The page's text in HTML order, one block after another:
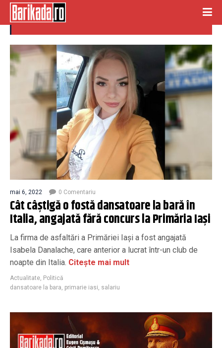
dansatoare la bara
mai 6, 2022 0 Comentariu
Cât câștigă o fostă dansatoare la bară în
Italia, angajată fără concurs la Primăria Iași
La firma de asfaltări a Primăriei Iași a fost angajată
Isabela Danalache, care anterior a lucrat într-un club de
noapte din Italia. Citește mai mult
Actualitate, Politică
dansatoare la bara, primarie iasi, salariu